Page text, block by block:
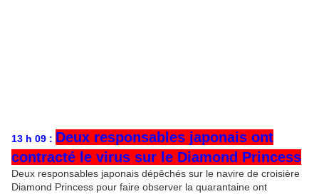
13 h 09 : Deux responsables japonais ont
contracté le virus sur le Diamond Princess
Deux responsables japonais dépêchés sur le navire de croisière
Diamond Princess pour faire observer la quarantaine ont